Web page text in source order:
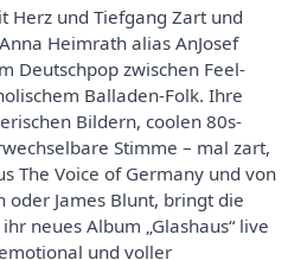
Herz und Tiefgang Zart und
Heimrath alias AnJosef
Deutschpop zwischen Feel-
Balladen-Folk. Ihre
Bildern, coolen 80s-
Stimme – mal zart,
The Voice of Germany und von
oder James Blunt, bringt die
neues Album „Glashaus“ live
und voller